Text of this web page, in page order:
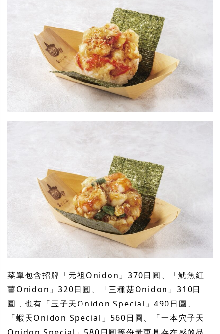
菜單包含招牌「元祖Onidon」370日圓、「魷魚紅
薑Onidon」320日圓、「三種菇Onidon」310日
圓，也有「玉子天Onidon Special」490日圓、
「蝦天Onidon Special」560日圓、「一本穴子天